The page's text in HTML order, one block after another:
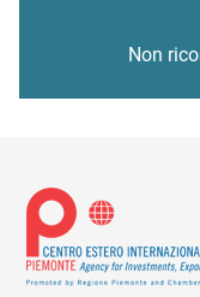
Non